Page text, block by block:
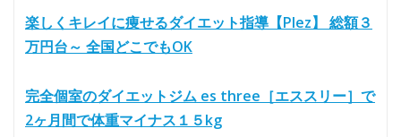
楽しくキレイに痩せるダイエット指導【Plez】 総額３
万円台～ 全国どこでもOK
完全個室のダイエットジム es three［エススリー］で
2ヶ月間で体重マイナス１５kg